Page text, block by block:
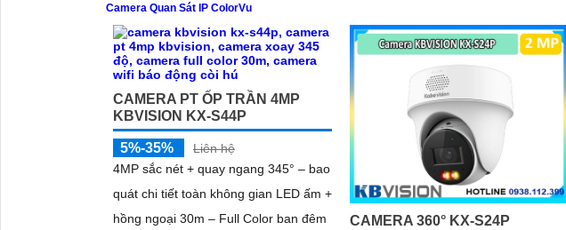
Camera Quan Sát IP ColorVu
CAMERA PT ỐP TRẦN 4MP
KBVISION KX-S44P
5%-35%
Liên hệ
4MP sắc nét + quay ngang 345° – bao
quát chi tiết toàn không gian LED ấm +
hồng ngoại 30m – Full Color ban đêm
CAMERA 360° KX-S24P